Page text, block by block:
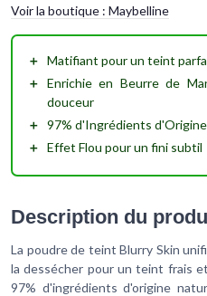
Voir la boutique : Maybelline
＋ Matifiant pour un teint
＋ Enrichie en Beurre de
douceur
＋ 97% d'Ingrédients
＋ Effet Flou pour un fini subtil
Description du
La poudre de teint Blurry Skin
la dessécher pour un teint frais
97% d'ingrédients d'origine